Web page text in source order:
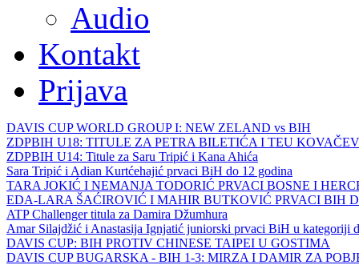
Audio
Kontakt
Prijava
DAVIS CUP WORLD GROUP I: NEW ZELAND vs BIH
ZDPBIH U18: TITULE ZA PETRA BILETIĆA I TEU
ZDPBIH U14: Titule za Saru Tripić i Kana Ahića
Sara Tripić i Adian Kurtćehajić prvaci BiH do 12 godina
TARA JOKIĆ I NEMANJA TODORIĆ PRVACI BOSNE I
EDA-LARA ŠAĆIROVIĆ I MAHIR BUTKOVIĆ PRVACI BIH
ATP Challenger titula za Damira Džumhura
Amar Silajdžić i Anastasija Ignjatić juniorski prvaci BiH u kategoriji
DAVIS CUP: BIH PROTIV CHINESE TAIPEI U GOSTIMA
DAVIS CUP BUGARSKA - BIH 1-3: MIRZA I DAMIR ZA